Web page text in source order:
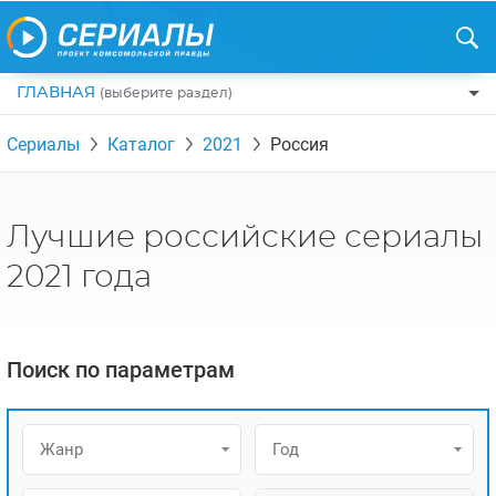
ГЛАВНАЯ (выберите раздел)
ПО ЖАНРАМ
КОМЕДИИ
УЖАСЫ
ФЭНТЕЗИ
ДЕТЕКТИВЫ
КРИМИНАЛ
ТУРЦИЯ
КАНАДА
РЕЦЕНЗИИ
НА ВЫХОДНЫЕ
АЗИАТСКИЕ СЕРИАЛЫ
ИНТЕРВЬЮ
Сериалы Каталог 2021 Россия
Лучшие российские сериалы
2021 года
Поиск по параметрам
Жанр Год